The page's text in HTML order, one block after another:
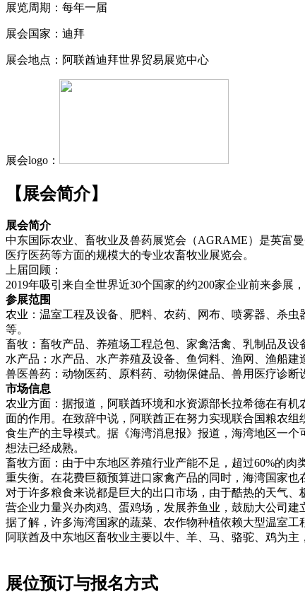
展览周期： 每年一届
展会国家： 迪拜
展会地点： 阿联酋迪拜世界贸易展览中心
展会logo：
【展会简介】
展会简介
中东国际农业、畜牧业及兽药展览会（AGRAME）是英富
医疗医药等方面的规模大的专业农畜牧业展览会。
上届回顾：
2019年吸引来自全世界近30个国家的约200家企业前来参展
参展范围
农业：温室工程及设备、肥料、农药、网布、喷雾器、杀
等。
畜牧：畜牧产品、养殖场工程总包、家禽活禽、乳制品及
水产品：水产品、水产养殖及设备、鱼饲料、渔网、渔船建
兽医兽药：动物医药、原料药、动物保健品、兽用医疗诊
市场信息
农业方面：据报道，阿联酋环境和水资源部长拉希德在有
面的作用。在致辞中说，阿联酋正在努力实现联合国粮农
食生产的主导模式。据《海湾消息报》报道，海湾地区一
想法已经成熟。
畜牧方面：由于中东地区养殖行业产能不足，超过60%的
重失衡。在花费巨额预算进口家禽产品的同时，海湾国家
对于许多粮食来说都是巨大的出口市场，由于酷热的天气
营企业力量兴办肉鸡、蛋鸡场，发展养鱼业，鼓励大公司建
据了解，许多海湾国家的蔬菜、农作物种植依赖大型温室
阿联酋及中东地区畜牧业主要以牛、羊、马、骆驼、鸡为
展位预订与报名方式